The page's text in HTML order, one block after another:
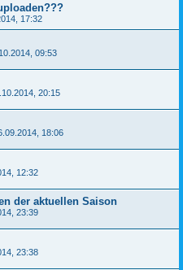
17:32
09:53
20:15
18:06
12:32
der aktuellen Saison
23:39
23:38